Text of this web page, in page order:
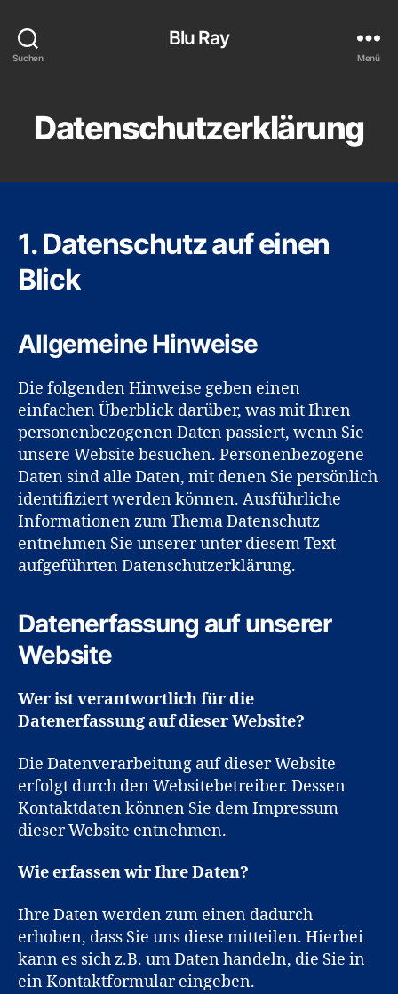
Suchen
Blu Ray
Menü
Datenschutzerklärung
1. Datenschutz auf einen
Blick
Allgemeine Hinweise
Die folgenden Hinweise geben einen
einfachen Überblick darüber, was mit Ihren
personenbezogenen Daten passiert, wenn Sie
unsere Website besuchen. Personenbezogene
Daten sind alle Daten, mit denen Sie persönlich
identifiziert werden können. Ausführliche
Informationen zum Thema Datenschutz
entnehmen Sie unserer unter diesem Text
aufgeführten Datenschutzerklärung.
Datenerfassung auf unserer
Website
Wer ist verantwortlich für die
Datenerfassung auf dieser Website?
Die Datenverarbeitung auf dieser Website
erfolgt durch den Websitebetreiber. Dessen
Kontaktdaten können Sie dem Impressum
dieser Website entnehmen.
Wie erfassen wir Ihre Daten?
Ihre Daten werden zum einen dadurch
erhoben, dass Sie uns diese mitteilen. Hierbei
kann es sich z.B. um Daten handeln, die Sie in
ein Kontaktformular eingeben.